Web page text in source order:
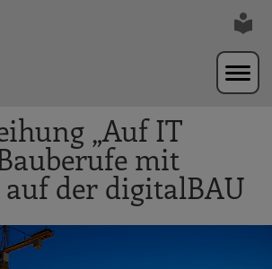
„Auf IT
mit
der digitalBAU